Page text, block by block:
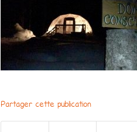
Partager cette publication